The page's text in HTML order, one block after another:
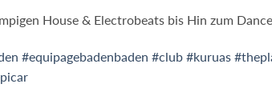
House & Electrobeats bis Hin zum
#equipagebadenbaden #club #kuruas